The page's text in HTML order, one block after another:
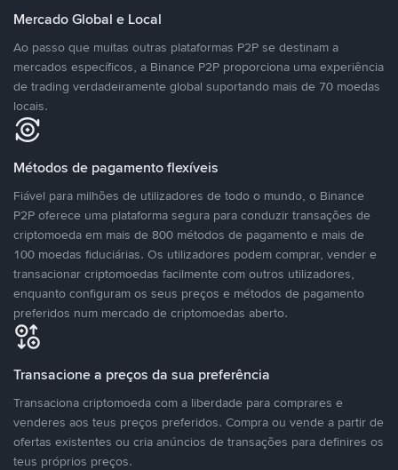
Mercado Global e Local
Ao passo que muitas outras plataformas P2P se destinam a
mercados específicos, a Binance P2P proporciona uma experiência
de trading verdadeiramente global suportando mais de 70 moedas
locais.
Métodos de pagamento flexíveis
Fiável para milhões de utilizadores de todo o mundo, o Binance
P2P oferece uma plataforma segura para conduzir transações de
criptomoeda em mais de 800 métodos de pagamento e mais de
100 moedas fiduciárias. Os utilizadores podem comprar, vender e
transacionar criptomoedas facilmente com outros utilizadores,
enquanto configuram os seus preços e métodos de pagamento
preferidos num mercado de criptomoedas aberto.
Transacione a preços da sua preferência
Transaciona criptomoeda com a liberdade para comprares e
venderes aos teus preços preferidos. Compra ou vende a partir de
ofertas existentes ou cria anúncios de transações para definires os
teus próprios preços.